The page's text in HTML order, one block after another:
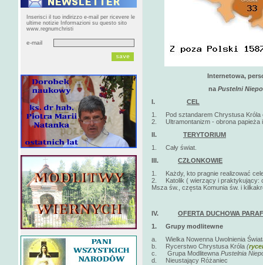
Inserisci il tuo indirizzo e-mail per ricevere le
ultime notizie Informazioni su questo sito
www.regnumchristi
e-mail
Internetowa,
na Pustelni
I. CEL
1. Pod sztandarem Chrystusa Króla
2. Ultramontanizm - obrona papieża
II. TERYTORIUM
1. Cały świat.
III. CZŁONKOWIE
1. Każdy, kto pragnie realizować
2. Katolik ( wierzący i praktykujący:
Msza św., częsta Komunia św. i
IV. OFERTA DUCHOWA
1. Grupy modlitewne
a. Wielka Nowenna Uwolnienia
b. Rycerstwo Chrystusa Króla (
c. Grupa Modlitewna Pustelnia
d. Nieustający Różaniec